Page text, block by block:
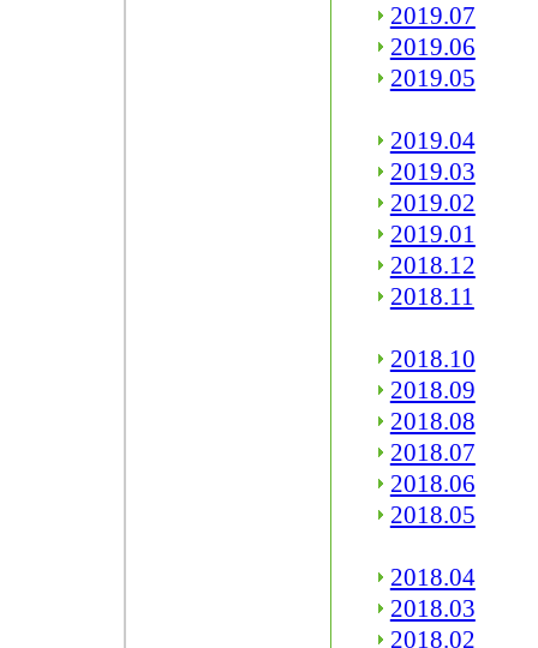
2019.07
2019.06
2019.05
2019.04
2019.03
2019.02
2019.01
2018.12
2018.11
2018.10
2018.09
2018.08
2018.07
2018.06
2018.05
2018.04
2018.03
2018.02